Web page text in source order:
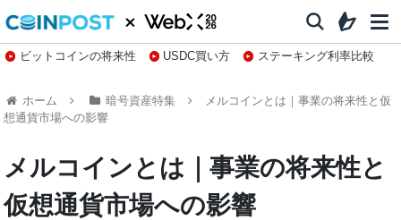
ビットコインの将来性 USDC買い方
ステーキング利率比較
ホーム
暗号資産特集
メルコインとは｜事業の将来性と仮
想通貨市場への影響
メルコインとは｜事業の将来性と
仮想通貨市場への影響